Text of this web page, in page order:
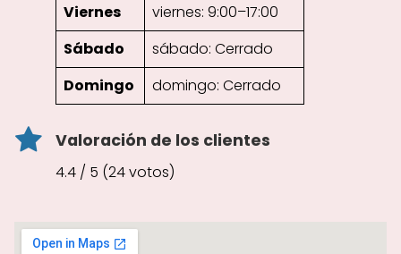
Viernes
viernes: 9:00–17:00
Sábado
sábado: Cerrado
Domingo
domingo: Cerrado
Valoración de los clientes
4.4 / 5 (24 votos)